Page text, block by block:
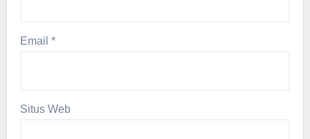
Email*
Situs Web